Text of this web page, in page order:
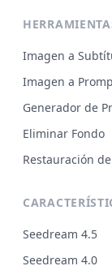
Imagen a
Imagen a
Generador de
Eliminar Fondo
Restauración
Seedream 4.5
Seedream 4.0